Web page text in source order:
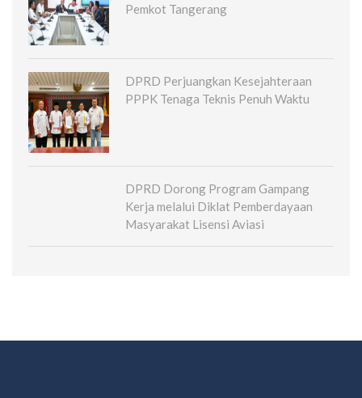
Pemkot Tangerang
DPRD Perjuangkan Kesejahteraan
PPPK Tenaga Teknis Penuh Waktu
DPRD Dorong Program Gampang
Kerja melalui Diklat Pemberdayaan
Masyarakat Lisensi Aviasi